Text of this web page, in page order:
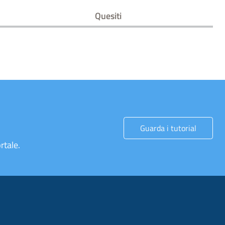
Quesiti
Guarda i tutorial